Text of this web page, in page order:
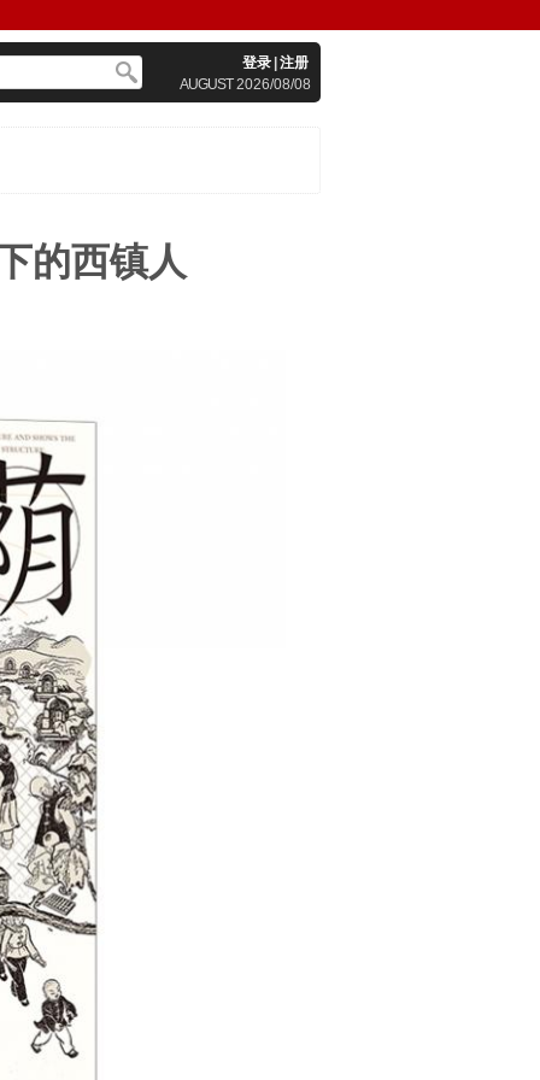
登录 注册
AUGUST2026/08/08
的西镇人